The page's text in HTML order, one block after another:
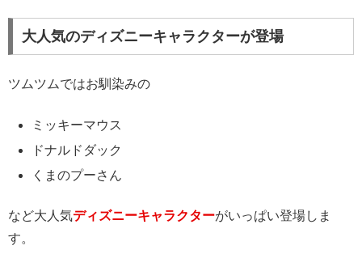
大人気のディズニーキャラクターが登場
ツムツムではお馴染みの
ミッキーマウス
ドナルドダック
くまのプーさん
など大人気ディズニーキャラクターがいっぱい登場しま
す。